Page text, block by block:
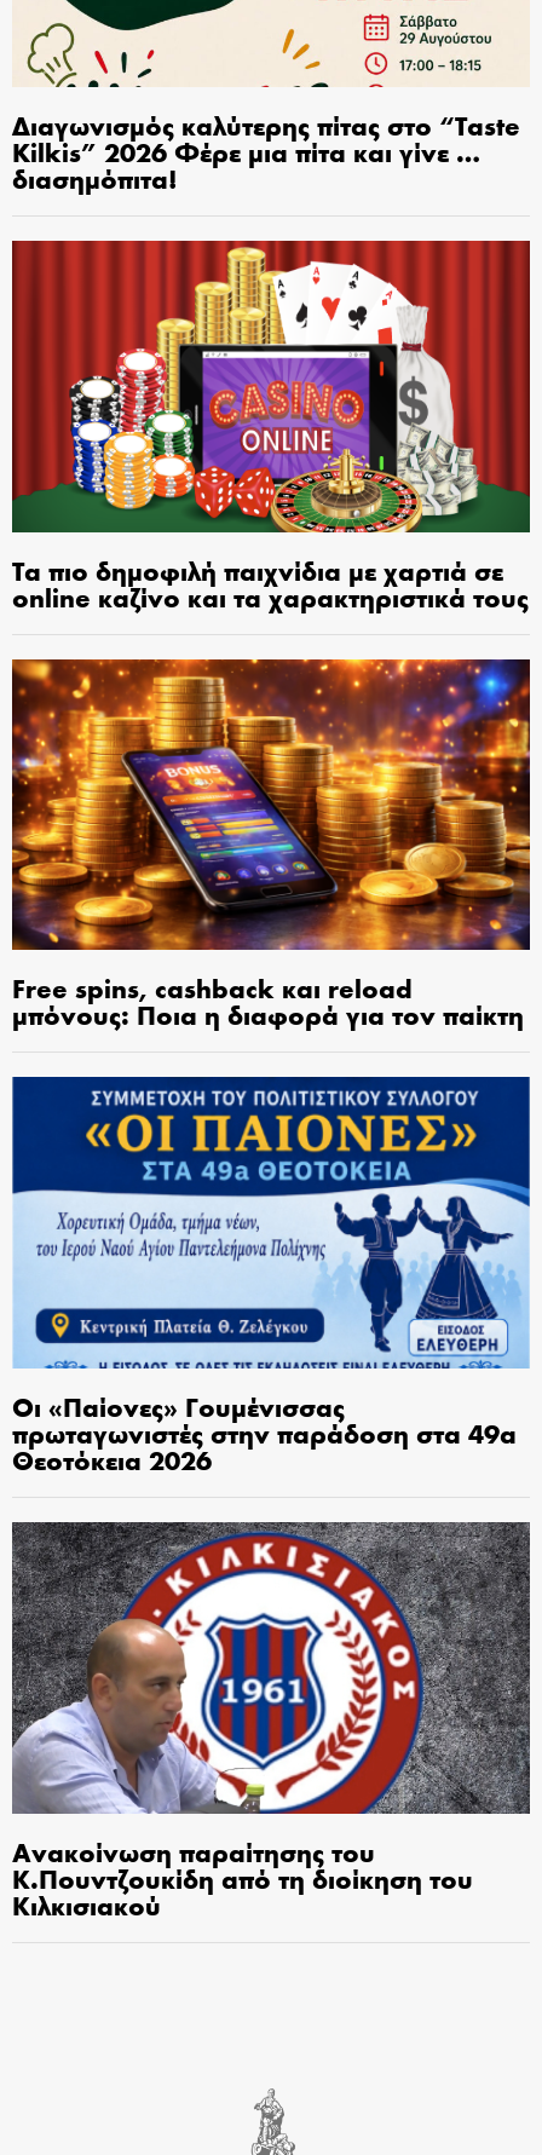
Διαγωνισμός καλύτερης πίτας στο “Taste
Kilkis” 2026 Φέρε μια πίτα και γίνε …
διασημόπιτα!
Τα πιο δημοφιλή παιχνίδια με χαρτιά σε
online καζίνο και τα χαρακτηριστικά τους
Free spins, cashback και reload
μπόνους: Ποια η διαφορά για τον παίκτη
Οι «Παίονες» Γουμένισσας
πρωταγωνιστές στην παράδοση στα 49α
Θεοτόκεια 2026
Ανακοίνωση παραίτησης του
Κ.Πουντζουκίδη από τη διοίκηση του
Κιλκισιακού